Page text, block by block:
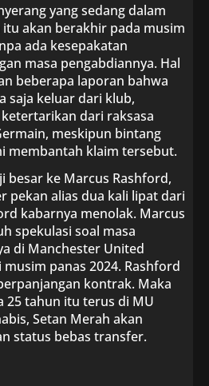
yang sedang dalam
akan berakhir pada musim
ada kesepakatan
masa pengabdiannya. Hal
beberapa laporan bahwa
saja keluar dari klub,
dari raksasa
meskipun bintang
membantah klaim tersebut.
besar ke Marcus Rashford,
pekan alias dua kali lipat dari
kabarnya menolak. Marcus
spekulasi soal masa
di Manchester United
panas 2024. Rashford
kontrak. Maka
25 tahun itu terus di MU
Setan Merah akan
status bebas transfer.